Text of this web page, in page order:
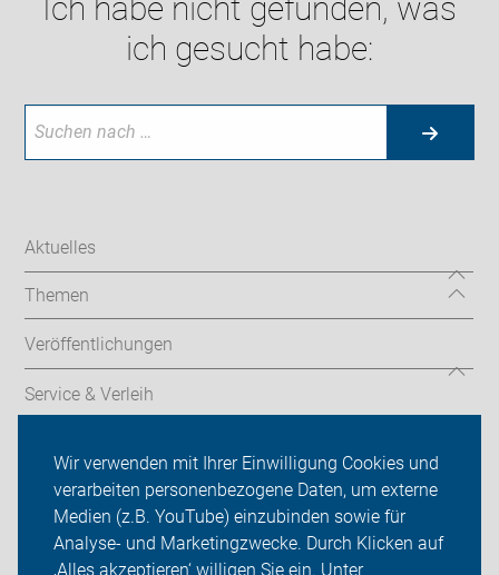
Wir verwenden mit Ihrer Einwilligung Cookies und
verarbeiten personenbezogene Daten, um externe
Medien (z.B. YouTube) einzubinden sowie für
Analyse- und Marketingzwecke. Durch Klicken auf
‚Alles akzeptieren‘ willigen Sie ein. Unter
Ich habe nicht gefunden, was
ich gesucht habe:
Aktuelles
Themen
Veröffentlichungen
Service & Verleih
ADFC Dortmund
Sei dabei